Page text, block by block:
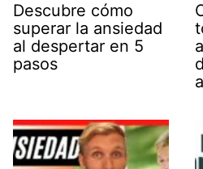
Descubre cómo
superar la ansiedad
al despertar en 5
pasos